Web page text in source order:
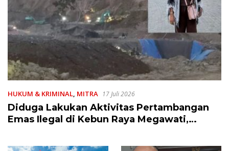
HUKUM & KRIMINAL, MITRA 17 Juli 2026
Diduga Lakukan Aktivitas Pertambangan
Emas Ilegal di Kebun Raya Megawati,